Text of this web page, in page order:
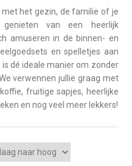
het gezin, de familie of je
van een heerlijk
amuseren in de binnen- en
en spelletjes aan
dé ideale manier om zonder
verwennen jullie graag met
fruitige sapjes, heerlijke
en nog veel meer lekkers!